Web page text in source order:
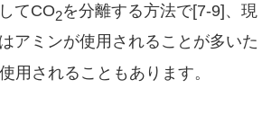
てCO2を分離する方法で[7-9]、現
アミンが使用されることが多いた
用されることもあります。